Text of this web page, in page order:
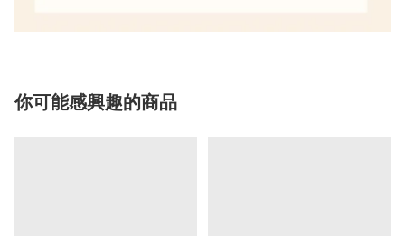
你可能感興趣的商品